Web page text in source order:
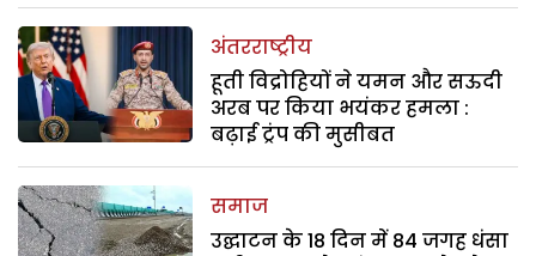
अंतरराष्ट्रीय
हूती विद्रोहियों ने यमन और सऊदी
अरब पर किया भयंकर हमला :
बढ़ाई ट्रंप की मुसीबत
समाज
उद्घाटन के 18 दिन में 84 जगह धंसा